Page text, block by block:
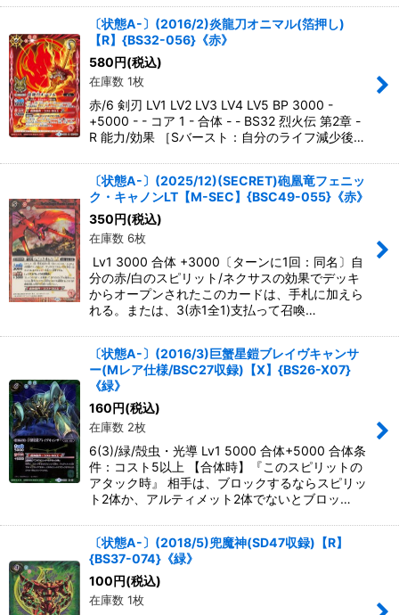
〔状態A-〕(2016/2)炎龍刀オニマル(箔押し)
【R】{BS32-056}《赤》
580 円(税込)
在庫数 1枚
赤/6 剣刃 LV1 LV2 LV3 LV4 LV5 BP 3000 -
+5000 - - コア 1 - 合体 - - BS32 烈火伝 第2章 -
R 能力/効果 ［Sバースト：自分のライフ減少後…
〔状態A-〕(2025/12)(SECRET)砲凰竜フェニッ
ク・キャノンLT【M-SEC】{BSC49-055}《赤》
350 円(税込)
在庫数 6枚
Lv1 3000 合体 +3000〔ターンに1回：同名〕自
分の赤/白のスピリット/ネクサスの効果でデッキ
からオープンされたこのカードは、手札に加えら
れる。または、3(赤1全1)支払って召喚…
〔状態A-〕(2016/3)巨蟹星鎧ブレイヴキャンサ
ー(Mレア仕様/BSC27収録)【X】{BS26-X07}
《緑》
160 円(税込)
在庫数 2枚
6(3)/緑/殻虫・光導 Lv1 5000 合体+5000 合体条
件：コスト5以上 【合体時】『このスピリットの
アタック時』 相手は、ブロックするならスピリッ
ト2体か、アルティメット2体でないとブロッ…
〔状態A-〕(2018/5)兜魔神(SD47収録)【R】
{BS37-074}《緑》
100 円(税込)
在庫数 1枚